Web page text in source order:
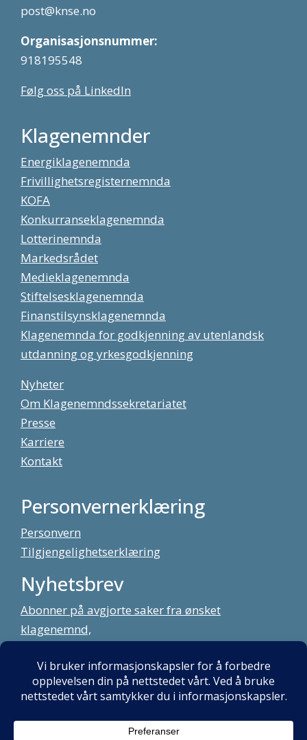
post@knse.no
Organisasjonsnummer:
918195548
Følg oss på LinkedIn
Klagenemnder
Energiklagenemnda
Frivillighetsregisternemnda
KOFA
Konkurranseklagenemnda
Lotterinemnda
Markedsrådet
Medieklagenemnda
Stiftelsesklagenemnda
Finanstilsynsklagenemnda
Klagenemnda for godkjenning av utenlandsk
utdanning og yrkesgodkjenning
Nyheter
Om Klagenemndssekretariatet
Presse
Karriere
Kontakt
Personvernerklæring
Personvern
Tilgjengelighetserklæring
Nyhetsbrev
Abonner på avgjorte saker fra ønsket
klagenemnd,